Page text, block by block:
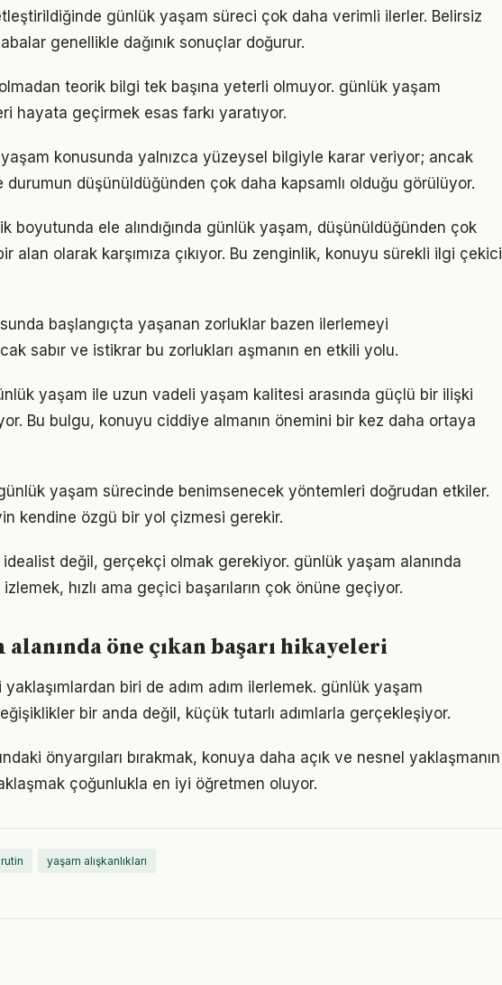
günlük yaşam süreci çok daha verimli ilerler. Belirsiz
genellikle dağınık sonuçlar doğurur.
teorik bilgi tek başına yeterli olmuyor. günlük yaşam
hayata geçirmek esas farkı yaratıyor.
konusunda yalnızca yüzeysel bilgiyle karar veriyor; ancak
düşünüldüğünden çok daha kapsamlı olduğu görülüyor.
boyutunda ele alındığında günlük yaşam, düşünüldüğünden çok
alan olarak karşımıza çıkıyor. Bu zenginlik, konuyu sürekli ilgi çekici
başlangıçta yaşanan zorluklar bazen ilerlemeyi
sabır ve istikrar bu zorlukları aşmanın en etkili yolu.
yaşam ile uzun vadeli yaşam kalitesi arasında güçlü bir ilişki
Bu bulgu, konuyu ciddiye almanın önemini bir kez daha ortaya
günlük yaşam sürecinde benimsenecek yöntemleri doğrudan etkiler.
kendine özgü bir yol çizmesi gerekir.
idealist değil, gerçekçi olmak gerekiyor. günlük yaşam alanında
hızlı ama geçici başarıların çok önüne geçiyor.
alanında öne çıkan başarı hikayeleri
yaklaşımlardan biri de adım adım ilerlemek. günlük yaşam
bir anda değil, küçük tutarlı adımlarla gerçekleşiyor.
önyargıları bırakmak, konuya daha açık ve nesnel yaklaşmanın
çoğunlukla en iyi öğretmen oluyor.
yaşam alışkanlıkları